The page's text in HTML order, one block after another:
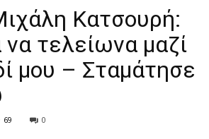
Κατσουρή:
τελείωνα μαζί
μου – Σταμάτησε
69 0